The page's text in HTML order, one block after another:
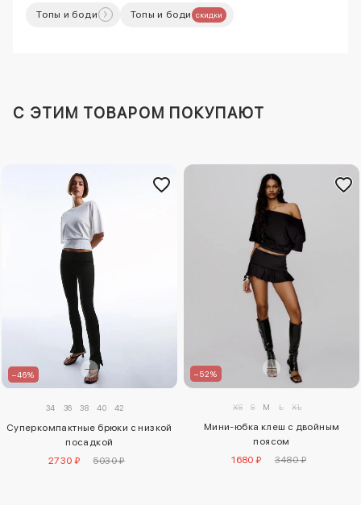
Топы и боди Топы и боди скидки
C ЭТИМ ТОВАРОМ ПОКУПАЮТ
–46%
34 36 38 40 42
Суперкомпактные брюки с низкой
посадкой
2730 ₽
5030 ₽
–52%
XS S M L XL
Мини-юбка клеш с двойным
поясом
1680 ₽
3480 ₽